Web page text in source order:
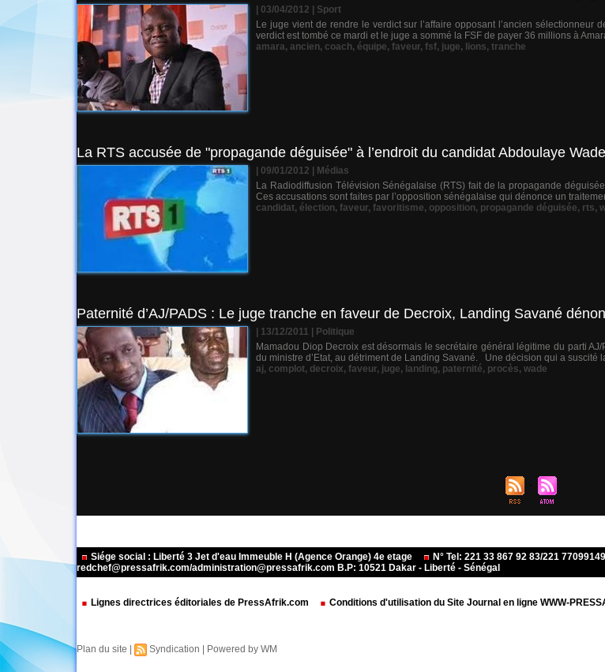
| 03/04/2012
Sport
Le juge vient de rendre le verdict sur l’affaire opposant l’ancien
verdict est tombé ce mardi et le juge a sommé la FSF de payer 36 millions à
amara, ancien, coach, équipe, faveur, fsf, juge, lions, tranche
La RTS accusée de "propagande déguisée" à l’endroit du candidat Abdoulaye Wade
| 09/01/2012
Médias
La Radiodiffusion Télévision Sénégalaise (RTS) fait de la propagande
Ces accusations sont faites par l’opposition sénégalaise qui dénonce un
candidat, élection, faveur, favoritisme, opposition, propagande déguisée, rts,
Paternité d’AJ/PADS : Le juge tranche en faveur de Decroix, Landing Savané
| 13/12/2011
Politique
Mamadou Diop Decroix est désormais le secrétaire général légitime du parti
du ministre d’Etat, au détriment de Landing Savané. Une décision qui a suscité
aj, complot, decroix, faveur, juge, landing, paternité, procès, wade
Siége social : Liberté 3 Jet d'eau Immeuble H (Agence Orange) 4e etage
N° Tel: 221 33 867 92 83/221
redchef@pressafrik.com/administration@pressafrik.com B.P: 10521 Dakar - Liberté - Sénégal
Lignes directrices éditoriales de PressAfrik.com Conditions d'utilisation du Site Journal en ligne WWW-
Plan du site Syndication Powered by WM